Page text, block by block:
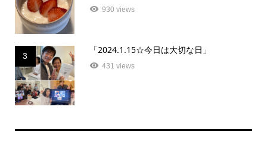
930 views
3
「2024.1.15☆今日は大切な日」
431 views